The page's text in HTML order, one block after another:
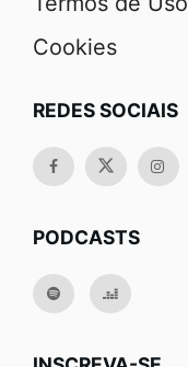
Cookies
REDES SOCIAIS
PODCASTS